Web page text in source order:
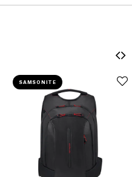
SAMSONITE